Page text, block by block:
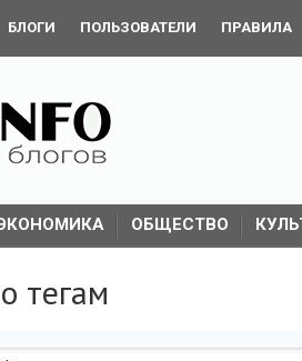
БЛОГИ ПОЛЬЗОВАТЕЛИ ПРАВИЛА
ОБЩЕСТВО
тегам